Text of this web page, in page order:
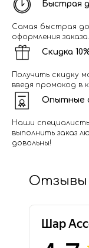
Быстрая
Самая быстрая
оформления заказа.
Скидка
Получить скидку
введя промокод в
Опытные
Наши
выполнить заказ
довольны!
Отзывы